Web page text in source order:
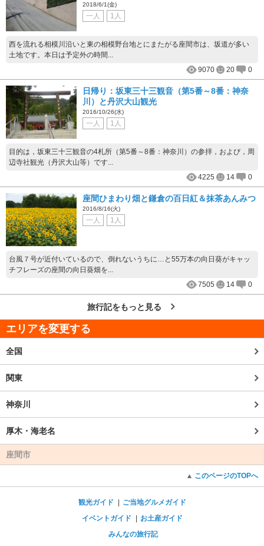
2018/6/1(金)
一人 1人
西を流れる相模川沿いと東の相模野台地とにまたがる座間市は、坂道が多い
土地です。本日は予定外の時間...
9070
20 0
日帰り：坂東三十三観音（第5番～8番：神奈
川）と丹沢大山観光
2016/10/26(水)
一人 1人
目的は，坂東三十三観音の4札所（第5番～8番：神奈川）の参拝，および，周
辺寺社観光（丹沢大山等）です...
4225
14 0
座間ひまわり畑と鎌倉の百日紅＆抹茶あんみつ
2016/8/16(火)
一人 1人
台風７号が近付いているので、倒れないうちに…と55万本の向日葵がキャッ
チフレーズの座間の向日葵畑を...
7505
14 0
旅行記をもっと見る
エリアを変更する
全国
関東
神奈川
厚木・海老名
座間市
このページのTOPへ
観光ガイド
ご当地グルメガイド
イベントガイド
お土産ガイド
みんなの旅行記